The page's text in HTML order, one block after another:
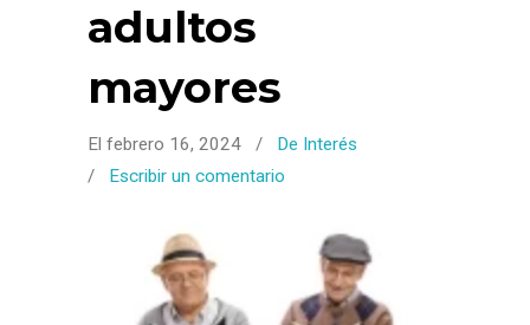
adultos
mayores
El febrero 16, 2024 /
De Interés
/ Escribir un comentario